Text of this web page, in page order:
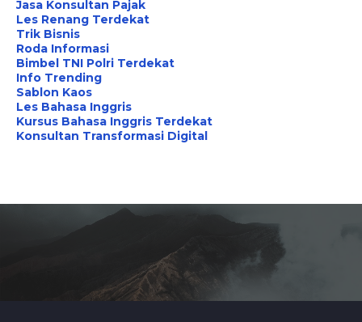
Jasa Konsultan Pajak
Les Renang Terdekat
Trik Bisnis
Roda Informasi
Bimbel TNI Polri Terdekat
Info Trending
Sablon Kaos
Les Bahasa Inggris
Kursus Bahasa Inggris Terdekat
Konsultan Transformasi Digital